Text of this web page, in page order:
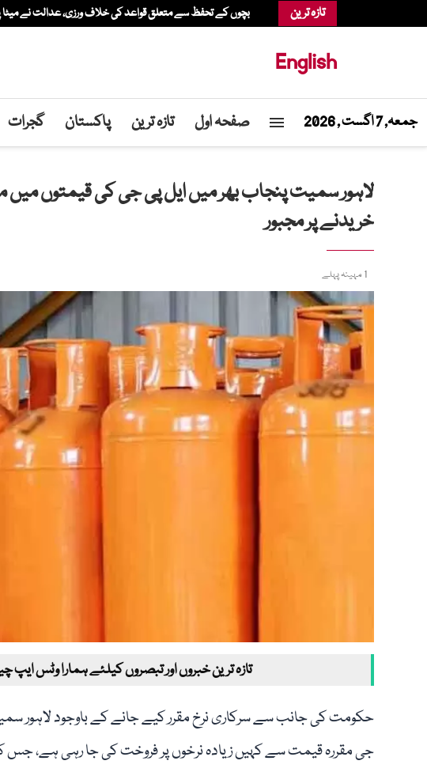
تازہ ترین بچوں کے تحفظ سے متعلق قواعد کی خلاف ورزی، عدالت نے میٹا پر 567 ملین ڈالر کا جرمانہ عائد
English
جمعہ, 7 اگست , 2026 صفحہ اول تازہ ترین پاکستان گجرات
لاہور سمیت پنجاب بھر میں ایل پی جی کی قیمتوں
خریدنے پر مجبور
1 مہینہ پہلے
تازہ ترین خبروں اور تبصروں کیلئے ہمارا وٹس ایپ
حکومت کی جانب سے سرکاری نرخ مقرر کیے جانے کے باوجود لاہور
جی مقررہ قیمت سے کہیں زیادہ نرخوں پر فروخت کی جا رہی ہے، جس